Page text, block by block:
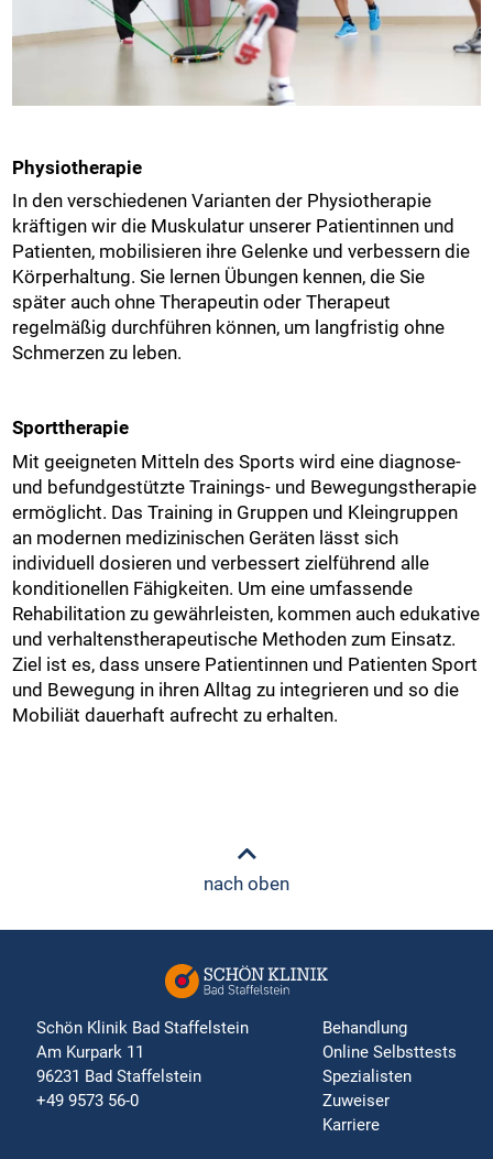
Physiotherapie
In den verschiedenen Varianten der Physiotherapie
kräftigen wir die Muskulatur unserer Patientinnen und
Patienten, mobilisieren ihre Gelenke und verbessern die
Körperhaltung. Sie lernen Übungen kennen, die Sie
später auch ohne Therapeutin oder Therapeut
regelmäßig durchführen können, um langfristig ohne
Schmerzen zu leben.
Sporttherapie
Mit geeigneten Mitteln des Sports wird eine diagnose-
und befundgestützte Trainings- und Bewegungstherapie
ermöglicht. Das Training in Gruppen und Kleingruppen
an modernen medizinischen Geräten lässt sich
individuell dosieren und verbessert zielführend alle
konditionellen Fähigkeiten. Um eine umfassende
Rehabilitation zu gewährleisten, kommen auch edukative
und verhaltenstherapeutische Methoden zum Einsatz.
Ziel ist es, dass unsere Patientinnen und Patienten Sport
und Bewegung in ihren Alltag zu integrieren und so die
Mobiliät dauerhaft aufrecht zu erhalten.
nach oben
Schön Klinik Bad Staffelstein
Am Kurpark 11
96231 Bad Staffelstein
+49 9573 56-0
Behandlung
Online Selbsttests
Spezialisten
Zuweiser
Karriere